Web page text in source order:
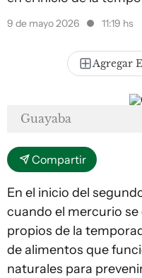
9 de mayo 2026 11:19 hs
Agregar
Guayaba
Compartir
En el inicio del
cuando el mercurio
propios de la
de alimentos que
naturales para